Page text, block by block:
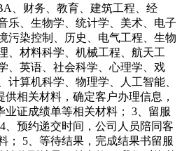
、财务、教育、建筑工程、经
乐、生物学、统计学、美术、电子
污染控制、历史、电气工程、生物
、材料科学、机械工程、航天工
、英语、社会科学、心理学、戏
计算机科学、物理学、人工智能、
相关材料，确定客户办理信息，
业证成绩单等相关材料； 3、留服
、预约递交时间，公司人员陪同客
； 5、等待结果，完成结果书留服